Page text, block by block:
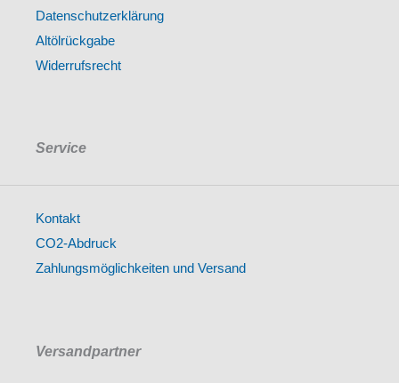
Datenschutzerklärung
Altölrückgabe
Widerrufsrecht
Service
Kontakt
CO2-Abdruck
Zahlungsmöglichkeiten und Versand
Versandpartner